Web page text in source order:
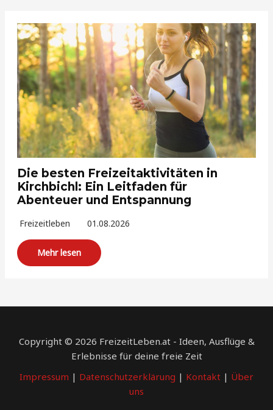
Die besten Freizeitaktivitäten in
Kirchbichl: Ein Leitfaden für
Abenteuer und Entspannung
Freizeitleben 01.08.2026
Mehr lesen
Copyright © 2026 FreizeitLeben.at - Ideen, Ausflüge &
Erlebnisse für deine freie Zeit
Impressum | Datenschutzerklärung | Kontakt | Über
uns